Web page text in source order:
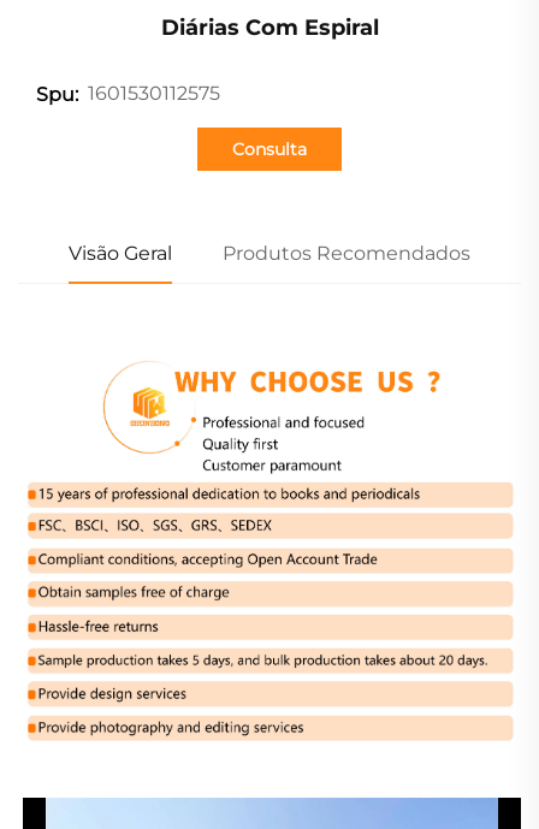
Diárias Com Espiral
Spu: 1601530112575
Consulta
Visão Geral Produtos Recomendados